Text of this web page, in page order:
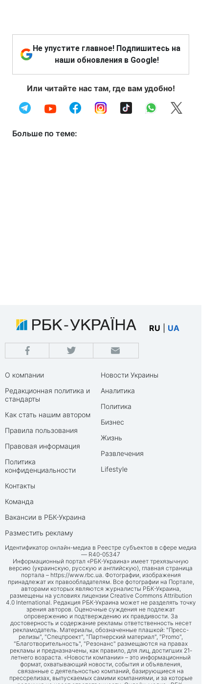
Не упустите главное! Подпишитесь на
наши обновления в Google!
Или читайте нас там, где вам удобно!
Больше по теме:
RU UA
О компании
Редакционная политика и
стандарты
Как стать нашим автором
Правила пользования
Правовая информация
Политика
конфиденциальности
Контакты
Команда
Вакансии в РБК-Украина
Разместить рекламу
Новости Украины
Аналитика
Политика
Бизнес
Жизнь
Развлечения
Lifestyle
Идентификатор онлайн-медиа в Реестре субъектов в сфере медиа
— R40-05347
Информационный портал «РБК-Украина» имеет трехязычную
версию (украинскую, русскую и английскую), главная страница
портала – https://www.rbc.ua. Фотографии, изображения
принадлежат их правообладателям. Все фотографии на Портале,
авторами которых являются журналисты РБК-Украина,
размещены на условиях лицензии Creative Commons Attribution
4.0 International. Редакция РБК-Украина может не разделять точку
зрения авторов. Оценочные суждения не подлежат
опровержению и подтверждению их правдивости. За
достоверность и содержание рекламы ответственность несет
рекламодатель. Материалы, обозначенные плашкой: "Пресс-
релизы", "Спецпроект", "Партнерский материал", "Promo",
"Благотворительность", "Резонанс" размещаются на правах
рекламы и предназначены, как правило, для лиц, достигших 21-
летнего возраста. «Новости компании» – это информационный
формат, охватывающий новости, события и объявления,
связанные с деятельностью компаний, базирующиеся на
прессрелизах, выпускаемых самими компаниями, и за которые